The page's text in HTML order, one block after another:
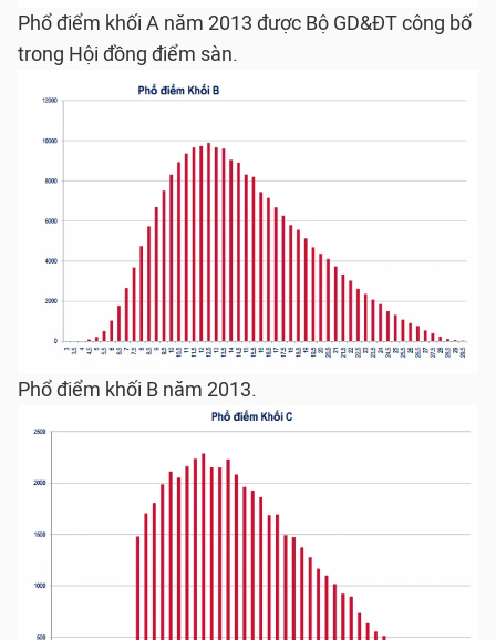
Phổ điểm khối A năm 2013 được Bộ GD&ĐT công bố
trong Hội đồng điểm sàn.
Phổ điểm khối B năm 2013.